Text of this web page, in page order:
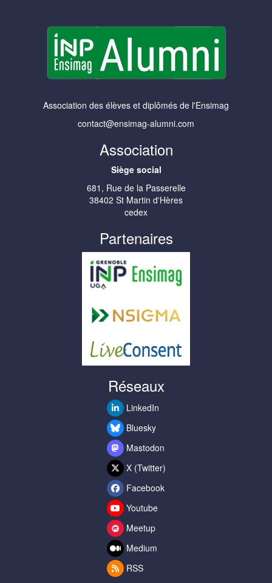
Association des élèves et diplômés de l'Ensimag
contact@ensimag-alumni.com
Association
Siège social
681, Rue de la Passerelle
38402 St Martin d'Hères
cedex
Partenaires
Réseaux
LinkedIn
Bluesky
Mastodon
X (Twitter)
Facebook
Youtube
Meetup
Medium
RSS